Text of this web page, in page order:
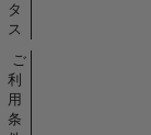
タ
ス
ご
利
用
条